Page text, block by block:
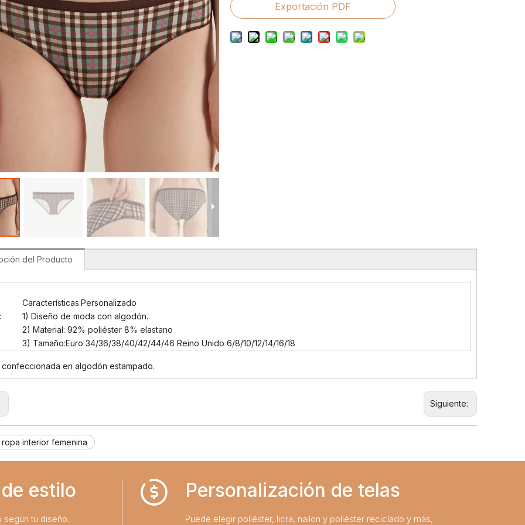
de trajes de baño para hombres
de trajes de baño para niños
Exportación PDF
del Producto
Características:Personalizado
1) Diseño de moda con algodón.
2) Material: 92% poliéster 8% elastano
3) Tamaño:Euro 34/36/38/40/42/44/46 Reino Unido 6/8/10/12/14/16/18
confeccionada en algodón estampado.
Siguiente:
ropa interior femenina
estilo
según tu diseño.
Personalización de telas
Puede elegir poliéster, licra, nailon y poliéster reciclado y más,